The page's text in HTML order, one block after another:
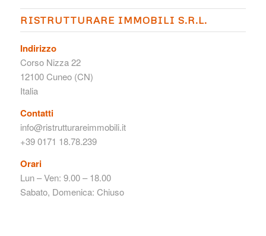
RISTRUTTURARE IMMOBILI S.R.L.
Indirizzo
Corso Nizza 22
12100 Cuneo (CN)
Italia
Contatti
info@ristrutturareimmobili.it
+39 0171 18.78.239
Orari
Lun – Ven: 9.00 – 18.00
Sabato, Domenica: Chiuso